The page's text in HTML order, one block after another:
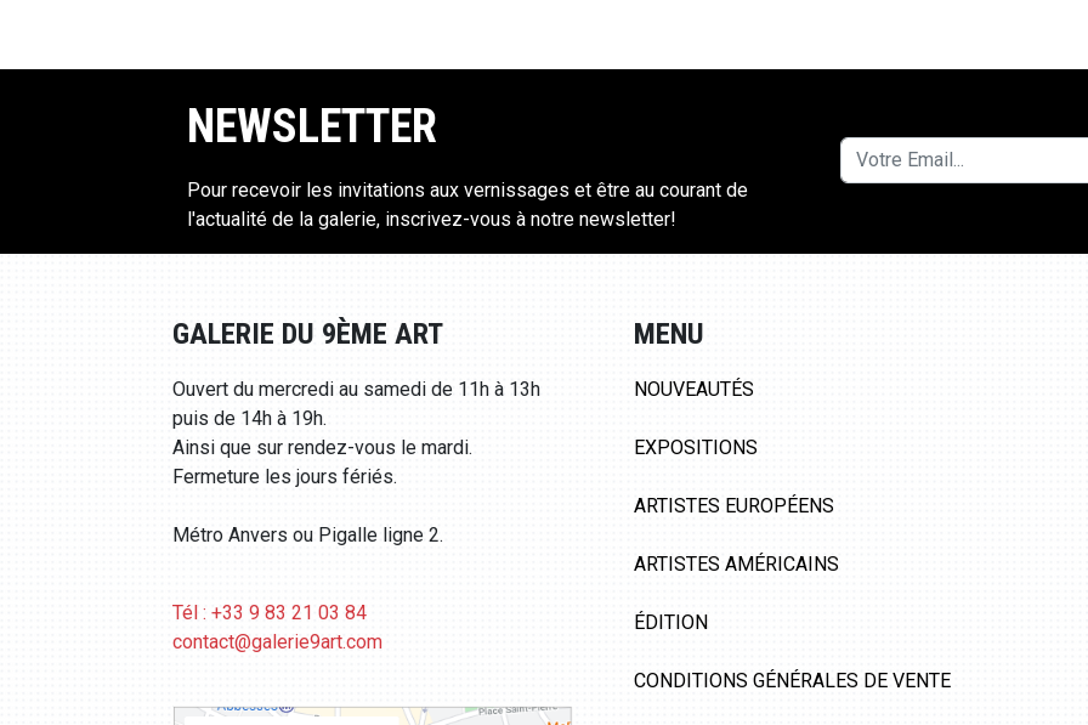
NEWSLETTER
Pour recevoir les invitations aux vernissages et être au courant de
l'actualité de la galerie, inscrivez-vous à notre newsletter!
GALERIE DU 9ÈME ART
Ouvert du mercredi au samedi de 11h à 13h
puis de 14h à 19h.
Ainsi que sur rendez-vous le mardi.
Fermeture les jours fériés.
Métro Anvers ou Pigalle ligne 2.
Tél : +33 9 83 21 03 84
contact@galerie9art.com
MENU
NOUVEAUTÉS
EXPOSITIONS
ARTISTES EUROPÉENS
ARTISTES AMÉRICAINS
ÉDITION
CONDITIONS GÉNÉRALES DE VENTE